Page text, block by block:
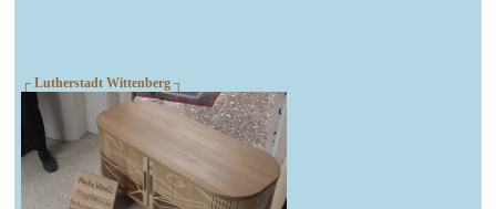
┌ Lutherstadt Wittenberg ┐